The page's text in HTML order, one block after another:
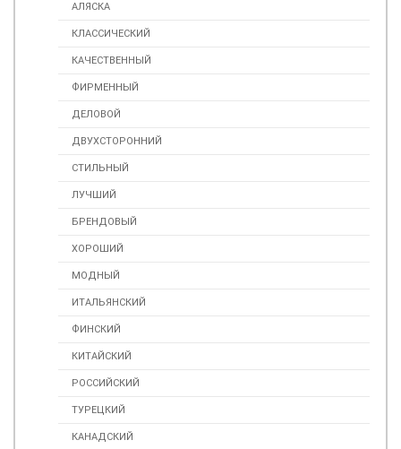
АЛЯСКА
КЛАССИЧЕСКИЙ
КАЧЕСТВЕННЫЙ
ФИРМЕННЫЙ
ДЕЛОВОЙ
ДВУХСТОРОННИЙ
СТИЛЬНЫЙ
ЛУЧШИЙ
БРЕНДОВЫЙ
ХОРОШИЙ
МОДНЫЙ
ИТАЛЬЯНСКИЙ
ФИНСКИЙ
КИТАЙСКИЙ
РОССИЙСКИЙ
ТУРЕЦКИЙ
КАНАДСКИЙ